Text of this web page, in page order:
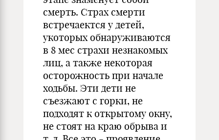
смерть. Страх смерти
встречаектся у детей,
укоторых обнаруживаются
в 8 мес страхи незнакомых
лиц, а также некоторая
осторожность при начале
ходьбы. Эти дети не
съезжают с горки, не
подходят к открытому окну,
не стоят на краю обрыва и